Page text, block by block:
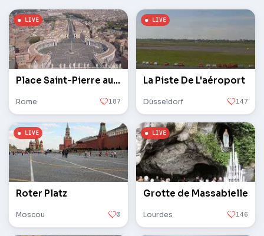
Place Saint-Pierre au Vatican
Rome 187
La Piste De L'aéroport
Düsseldorf 147
Roter Platz
Moscou 0
Grotte de Massabielle
Lourdes 146